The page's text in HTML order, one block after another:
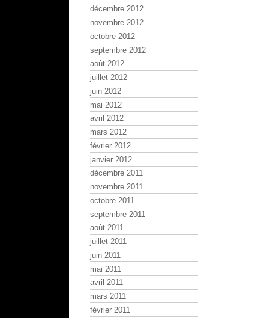
décembre 2012
novembre 2012
octobre 2012
septembre 2012
août 2012
juillet 2012
juin 2012
mai 2012
avril 2012
mars 2012
février 2012
janvier 2012
décembre 2011
novembre 2011
octobre 2011
septembre 2011
août 2011
juillet 2011
juin 2011
mai 2011
avril 2011
mars 2011
février 2011